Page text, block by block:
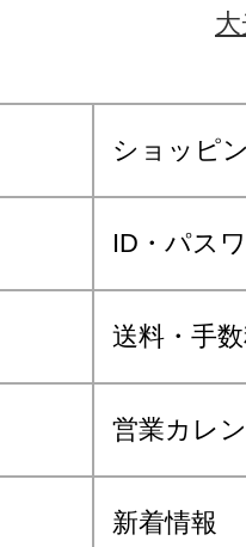
ショッピ
ID・パス
送料・手
営業カレ
新着情報